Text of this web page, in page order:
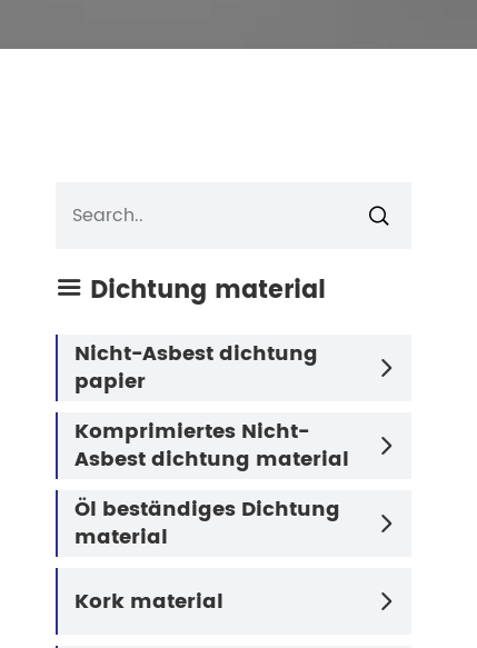

 Dichtung material
Nicht-Asbest dichtung
papier

Komprimiertes Nicht-
Asbest dichtung material

Öl beständiges Dichtung
material

Kork material 